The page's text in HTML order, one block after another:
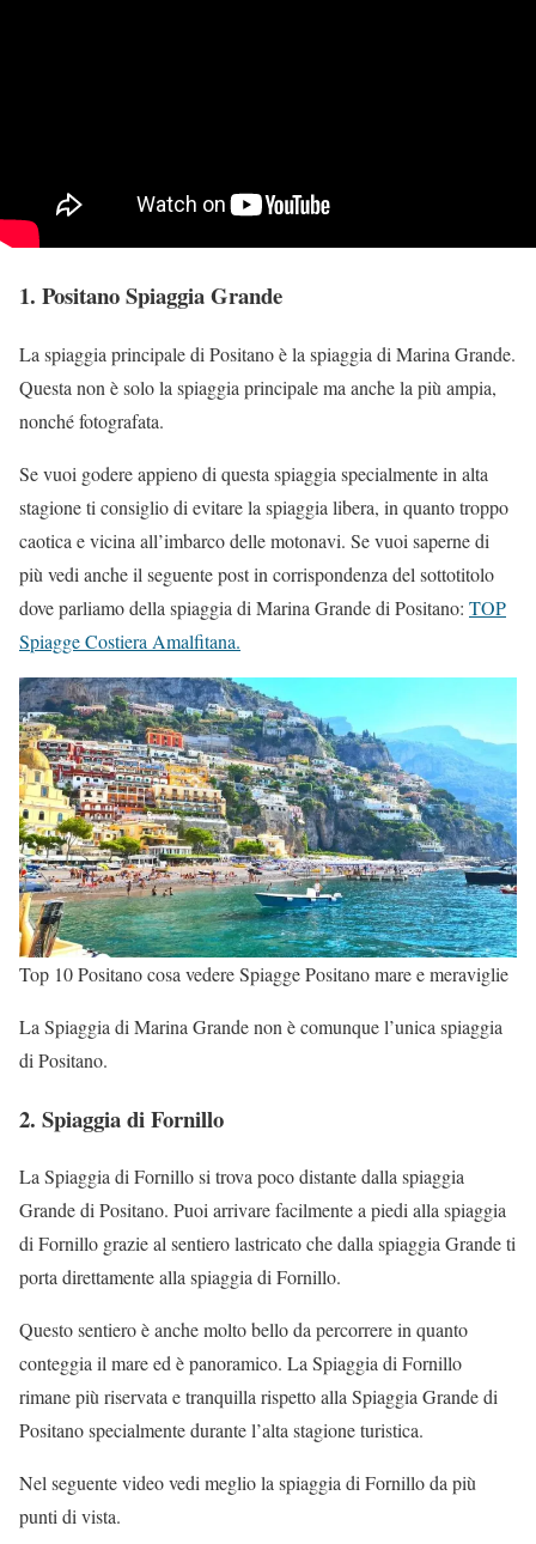
1. Positano Spiaggia Grande
La spiaggia principale di Positano è la spiaggia di Marina Grande.
Questa non è solo la spiaggia principale ma anche la più ampia,
nonché fotografata.
Se vuoi godere appieno di questa spiaggia specialmente in alta
stagione ti consiglio di evitare la spiaggia libera, in quanto troppo
caotica e vicina all’imbarco delle motonavi. Se vuoi saperne di
più vedi anche il seguente post in corrispondenza del sottotitolo
dove parliamo della spiaggia di Marina Grande di Positano: TOP
Spiagge Costiera Amalfitana.
Top 10 Positano cosa vedere Spiagge Positano mare e meraviglie
La Spiaggia di Marina Grande non è comunque l’unica spiaggia
di Positano.
2. Spiaggia di Fornillo
La Spiaggia di Fornillo si trova poco distante dalla spiaggia
Grande di Positano. Puoi arrivare facilmente a piedi alla spiaggia
di Fornillo grazie al sentiero lastricato che dalla spiaggia Grande ti
porta direttamente alla spiaggia di Fornillo.
Questo sentiero è anche molto bello da percorrere in quanto
conteggia il mare ed è panoramico. La Spiaggia di Fornillo
rimane più riservata e tranquilla rispetto alla Spiaggia Grande di
Positano specialmente durante l’alta stagione turistica.
Nel seguente video vedi meglio la spiaggia di Fornillo da più
punti di vista.